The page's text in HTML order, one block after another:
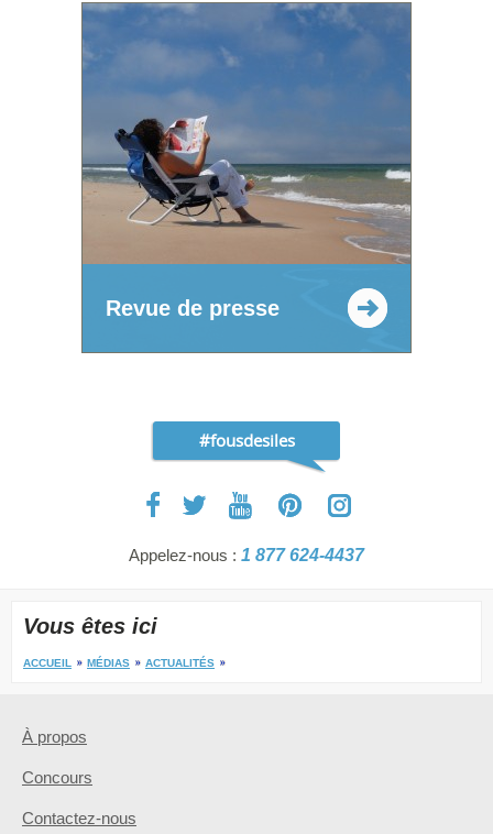
Revue de presse
#fousdesiles
Appelez-nous : 1 877 624-4437
Vous êtes ici
ACCUEIL MÉDIAS ACTUALITÉS
À propos
Concours
Contactez-nous